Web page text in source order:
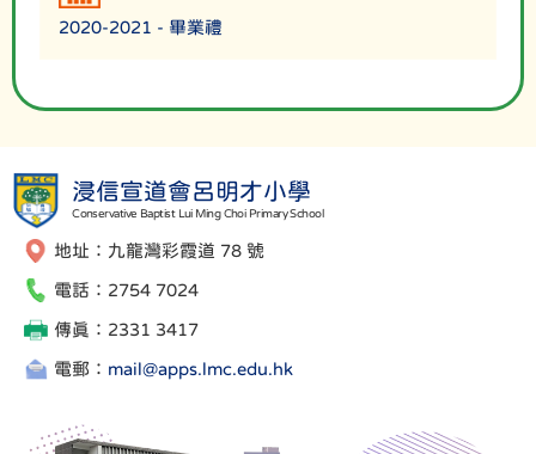
2020-2021 - 畢業禮
浸信宣道會呂明才小學
Conservative Baptist Lui Ming Choi Primary School
地址：九龍灣彩霞道 78 號
電話：2754 7024
傳真：2331 3417
電郵： mail@apps.lmc.edu.hk